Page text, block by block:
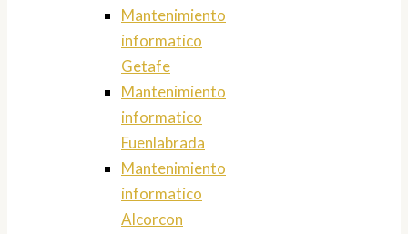
Mantenimiento
informatico
Getafe
Mantenimiento
informatico
Fuenlabrada
Mantenimiento
informatico
Alcorcon